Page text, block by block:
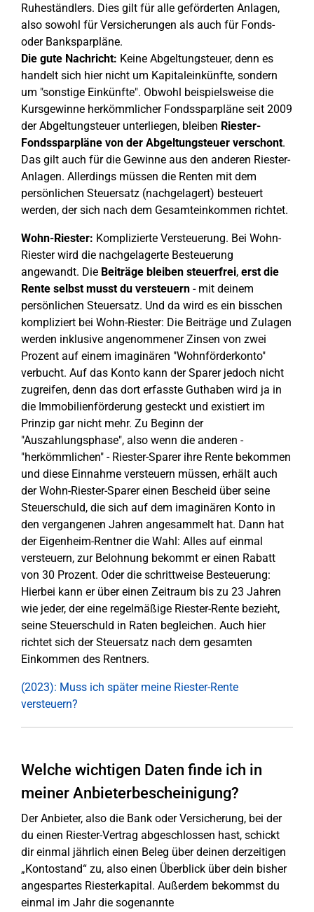
Ruheständlers. Dies gilt für alle geförderten Anlagen,
also sowohl für Versicherungen als auch für Fonds-
oder Banksparpläne.
Die gute Nachricht: Keine Abgeltungsteuer, denn es
handelt sich hier nicht um Kapitaleinkünfte, sondern
um "sonstige Einkünfte". Obwohl beispielsweise die
Kursgewinne herkömmlicher Fondssparpläne seit 2009
der Abgeltungsteuer unterliegen, bleiben Riester-
Fondssparpläne von der Abgeltungsteuer verschont.
Das gilt auch für die Gewinne aus den anderen Riester-
Anlagen. Allerdings müssen die Renten mit dem
persönlichen Steuersatz (nachgelagert) besteuert
werden, der sich nach dem Gesamteinkommen richtet.
Wohn-Riester: Komplizierte Versteuerung. Bei Wohn-
Riester wird die nachgelagerte Besteuerung
angewandt. Die Beiträge bleiben steuerfrei, erst die
Rente selbst musst du versteuern - mit deinem
persönlichen Steuersatz. Und da wird es ein bisschen
kompliziert bei Wohn-Riester: Die Beiträge und Zulagen
werden inklusive angenommener Zinsen von zwei
Prozent auf einem imaginären "Wohnförderkonto"
verbucht. Auf das Konto kann der Sparer jedoch nicht
zugreifen, denn das dort erfasste Guthaben wird ja in
die Immobilienförderung gesteckt und existiert im
Prinzip gar nicht mehr. Zu Beginn der
"Auszahlungsphase", also wenn die anderen -
"herkömmlichen" - Riester-Sparer ihre Rente bekommen
und diese Einnahme versteuern müssen, erhält auch
der Wohn-Riester-Sparer einen Bescheid über seine
Steuerschuld, die sich auf dem imaginären Konto in
den vergangenen Jahren angesammelt hat. Dann hat
der Eigenheim-Rentner die Wahl: Alles auf einmal
versteuern, zur Belohnung bekommt er einen Rabatt
von 30 Prozent. Oder die schrittweise Besteuerung:
Hierbei kann er über einen Zeitraum bis zu 23 Jahren
wie jeder, der eine regelmäßige Riester-Rente bezieht,
seine Steuerschuld in Raten begleichen. Auch hier
richtet sich der Steuersatz nach dem gesamten
Einkommen des Rentners.
(2023): Muss ich später meine Riester-Rente
versteuern?
Welche wichtigen Daten finde ich in
meiner Anbieterbescheinigung?
Der Anbieter, also die Bank oder Versicherung, bei der
du einen Riester-Vertrag abgeschlossen hast, schickt
dir einmal jährlich einen Beleg über deinen derzeitigen
„Kontostand“ zu, also einen Überblick über dein bisher
angespartes Riesterkapital. Außerdem bekommst du
einmal im Jahr die sogenannte